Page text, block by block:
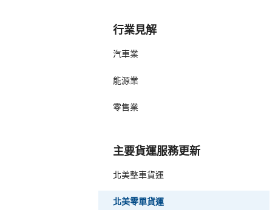
行業見解
汽車業
能源業
零售業
主要貨運服務更新
北美整車貨運
北美零單貨運